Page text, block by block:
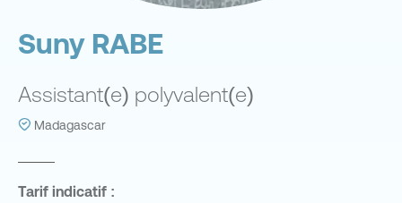
Suny RABE
Assistant(e) polyvalent(e)
Madagascar
Tarif indicatif :